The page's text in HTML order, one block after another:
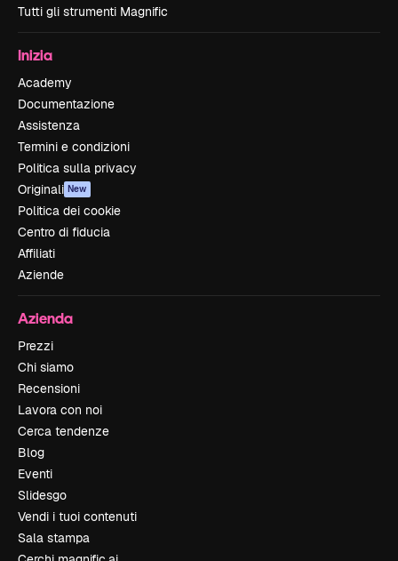
Tutti gli strumenti Magnific
Inizia
Academy
Documentazione
Assistenza
Termini e condizioni
Politica sulla privacy
Originali New
Politica dei cookie
Centro di fiducia
Affiliati
Aziende
Azienda
Prezzi
Chi siamo
Recensioni
Lavora con noi
Cerca tendenze
Blog
Eventi
Slidesgo
Vendi i tuoi contenuti
Sala stampa